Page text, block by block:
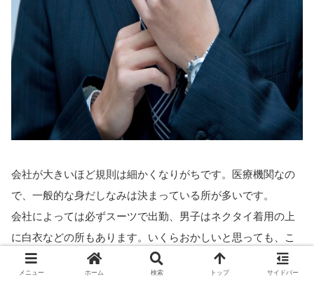
会社が大きいほど規則は細かくなりがちです。医療機関なの
で、一般的な身だしなみは決まっている所が多いです。
会社によっては必ずスーツで出勤、男子はネクタイ着用の上
に白衣などの所もあります。いくらおかしいと思っても、こ
こは従うしかありませんね。
メニュー ホーム 検索 トップ サイドバー